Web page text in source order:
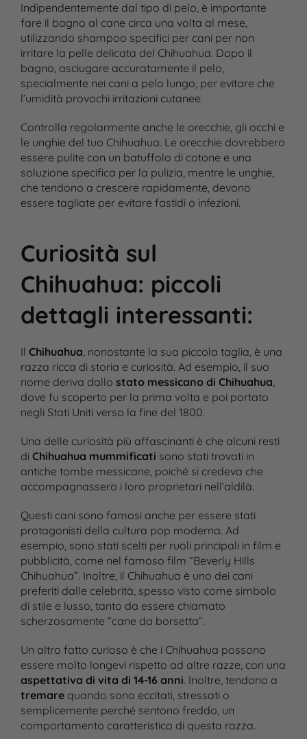
Indipendentemente dal tipo di pelo, è importante
fare il bagno al cane circa una volta al mese,
utilizzando shampoo specifici per cani per non
irritare la pelle delicata del Chihuahua. Dopo il
bagno, asciugare accuratamente il pelo,
specialmente nei cani a pelo lungo, per evitare che
l’umidità provochi irritazioni cutanee​.
Controlla regolarmente anche le orecchie, gli occhi e
le unghie del tuo Chihuahua. Le orecchie dovrebbero
essere pulite con un batuffolo di cotone e una
soluzione specifica per la pulizia, mentre le unghie,
che tendono a crescere rapidamente, devono
essere tagliate per evitare fastidi o infezioni​.
Curiosità sul
Chihuahua: piccoli
dettagli interessanti:
Il Chihuahua, nonostante la sua piccola taglia, è una
razza ricca di storia e curiosità. Ad esempio, il suo
nome deriva dallo stato messicano di Chihuahua,
dove fu scoperto per la prima volta e poi portato
negli Stati Uniti verso la fine del 1800​.
Una delle curiosità più affascinanti è che alcuni resti
di Chihuahua mummificati sono stati trovati in
antiche tombe messicane, poiché si credeva che
accompagnassero i loro proprietari nell’aldilà.
Questi cani sono famosi anche per essere stati
protagonisti della cultura pop moderna. Ad
esempio, sono stati scelti per ruoli principali in film e
pubblicità, come nel famoso film “Beverly Hills
Chihuahua”. Inoltre, il Chihuahua è uno dei cani
preferiti dalle celebrità, spesso visto come simbolo
di stile e lusso, tanto da essere chiamato
scherzosamente “cane da borsetta”.
Un altro fatto curioso è che i Chihuahua possono
essere molto longevi rispetto ad altre razze, con una
aspettativa di vita di 14-16 anni. Inoltre, tendono a
tremarequando sono eccitati, stressati o
semplicemente perché sentono freddo, un
comportamento caratteristico di questa razza​.